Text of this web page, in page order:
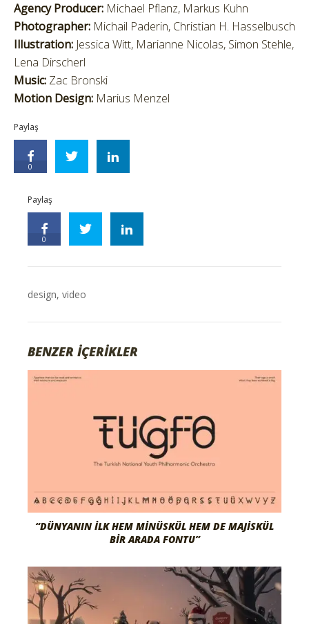
Agency Producer: Michael Pflanz, Markus Kuhn
Photographer: Michail Paderin, Christian H. Hasselbusch
Illustration: Jessica Witt, Marianne Nicolas, Simon Stehle,
Lena Dirscherl
Music: Zac Bronski
Motion Design: Marius Menzel
Paylaş
0
Paylaş
0
design,video
BENZER İÇERİKLER
“DÜNYANIN İLK HEM MINÜSKÜL HEM DE MAJISKÜL
BIR ARADA FONTU”